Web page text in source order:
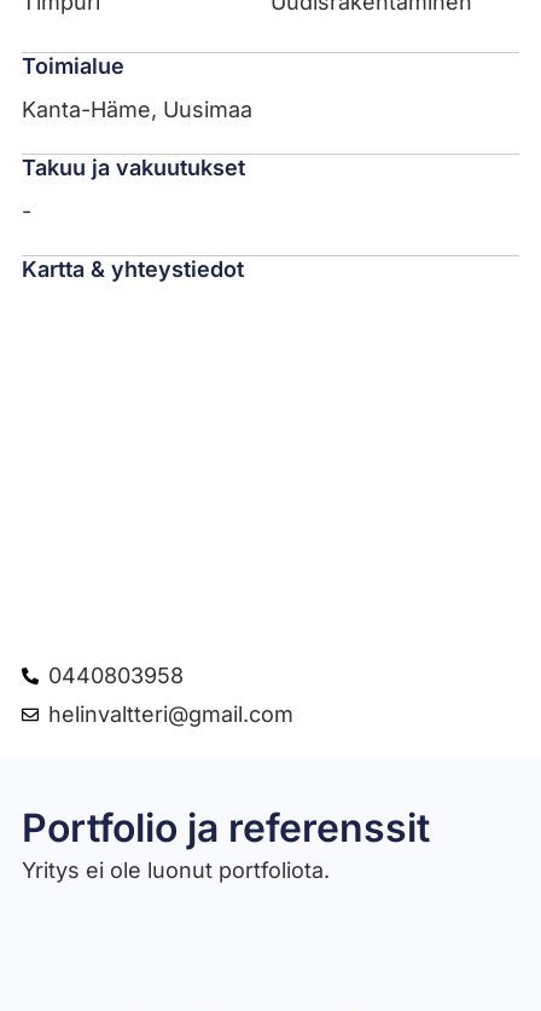
Toimialue
Kanta-Häme, Uusimaa
Takuu ja vakuutukset
-
Kartta & yhteystiedot
0440803958
helinvaltteri@gmail.com
Portfolio ja referenssit
Yritys ei ole luonut portfoliota.